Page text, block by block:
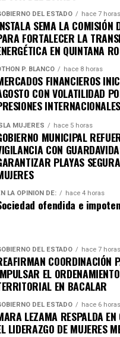
las noticias al
canal oficial de WhatsApp
Poder y recibe las noticias
de Quintana Roo
al canal de WhatsApp
DEL ESTADO hace 7 horas
SEMA LA COMISIÓN
FORTALECER LA
EN QUINTANA
P. BLANCO hace 8 horas
FINANCIEROS
CON VOLATILIDAD
INTERNACIONALES
MUJERES hace 5 horas
MUNICIPAL
CON
PLAYAS
LA OPINIÓN DE: hace 4 horas
ofendida e
DEL ESTADO hace 7 horas
COORDINACIÓN
EL ORDENAMIENTO
EN BACALAR
DEL ESTADO hace 6 horas
LEZAMA RESPALDA EN
LIDERAZGO DE MUJERES